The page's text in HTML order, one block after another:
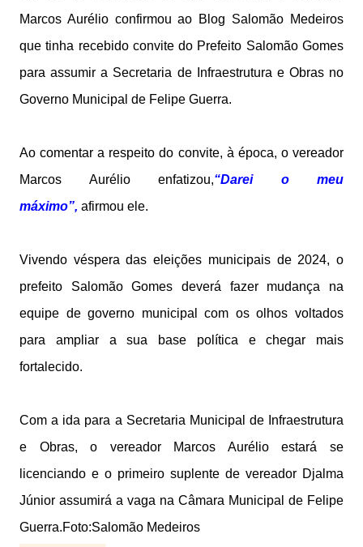
Marcos Aurélio confirmou ao Blog Salomão Medeiros
que tinha recebido convite do Prefeito Salomão Gomes
para assumir a Secretaria de Infraestrutura e Obras no
Governo Municipal de Felipe Guerra.
Ao comentar a respeito do convite, à época, o vereador
Marcos Aurélio enfatizou,“Darei o meu
máximo”, afirmou ele.
Vivendo véspera das eleições municipais de 2024, o
prefeito Salomão Gomes deverá fazer mudança na
equipe de governo municipal com os olhos voltados
para ampliar a sua base política e chegar mais
fortalecido.
Com a ida para a Secretaria Municipal de Infraestrutura
e Obras, o vereador Marcos Aurélio estará se
licenciando e o primeiro suplente de vereador Djalma
Júnior assumirá a vaga na Câmara Municipal de Felipe
Guerra.Foto:Salomão Medeiros